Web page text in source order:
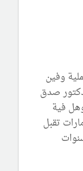
وفين
صدق
فية
تقبل
الافادة لان من 4سنوات